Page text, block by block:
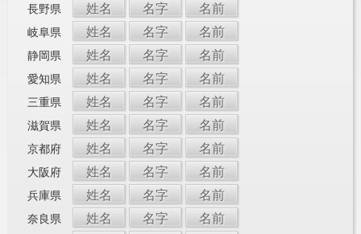
長野県 姓名 名字 名前
岐阜県 姓名 名字 名前
静岡県 姓名 名字 名前
愛知県 姓名 名字 名前
三重県 姓名 名字 名前
滋賀県 姓名 名字 名前
京都府 姓名 名字 名前
大阪府 姓名 名字 名前
兵庫県 姓名 名字 名前
奈良県 姓名 名字 名前